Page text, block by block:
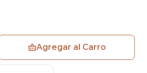
Agregar al Carro